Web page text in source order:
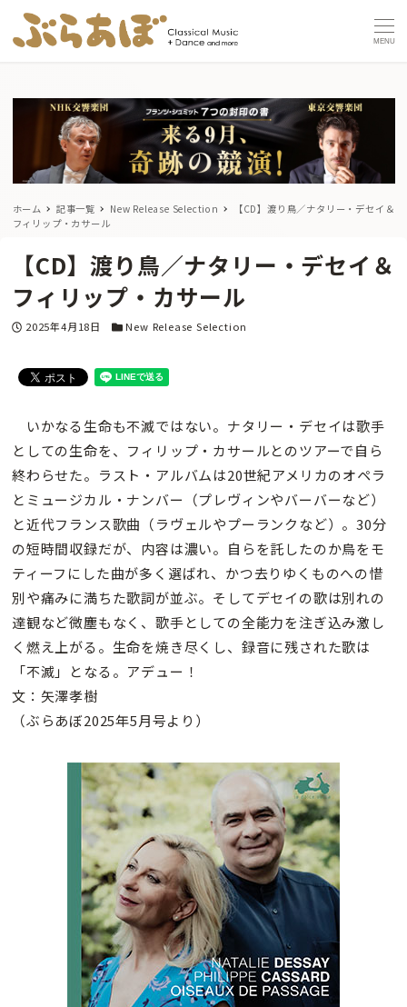
MENU
ホーム 記事一覧 New Release Selection
【CD】渡り鳥／ナタリー・デセイ＆
フィリップ・カサール
【CD】渡り鳥／ナタリー・デセイ＆
フィリップ・カサール
投稿日
2025年4月18日 カテゴリー
New Release Selection
いかなる生命も不滅ではない。ナタリー・デセイは歌手
としての生命を、フィリップ・カサールとのツアーで自ら
終わらせた。ラスト・アルバムは20世紀アメリカのオペラ
とミュージカル・ナンバー（プレヴィンやバーバーなど）
と近代フランス歌曲（ラヴェルやプーランクなど）。30分
の短時間収録だが、内容は濃い。自らを託したのか鳥をモ
ティーフにした曲が多く選ばれ、かつ去りゆくものへの惜
別や痛みに満ちた歌詞が並ぶ。そしてデセイの歌は別れの
達観など微塵もなく、歌手としての全能力を注ぎ込み激し
く燃え上がる。生命を焼き尽くし、録音に残された歌は
「不滅」となる。アデュー！
文：矢澤孝樹
（ぶらあぼ2025年5月号より）